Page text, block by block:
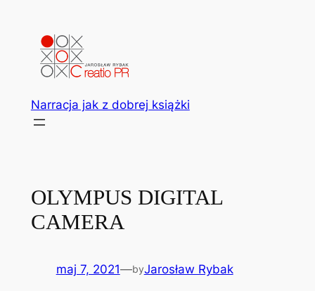
Narracja jak z dobrej książki
OLYMPUS DIGITAL
CAMERA
maj 7, 2021—byJarosław Rybak